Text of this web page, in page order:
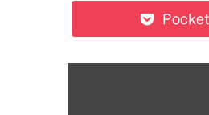
Pocket